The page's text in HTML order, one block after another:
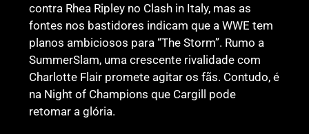
contra Rhea Ripley no Clash in Italy, mas as
fontes nos bastidores indicam que a WWE tem
planos ambiciosos para “The Storm”. Rumo a
SummerSlam, uma crescente rivalidade com
Charlotte Flair promete agitar os fãs. Contudo, é
na Night of Champions que Cargill pode
retomar a glória.